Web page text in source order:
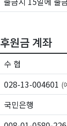
후원금 계좌
수 협
028-13-004601 (
국민은행